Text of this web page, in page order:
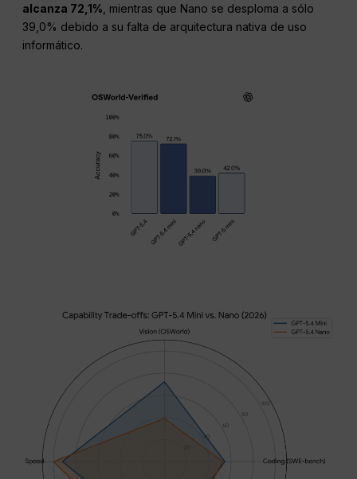
alcanza 72,1% , mientras que Nano se desploma a sólo
39,0% debido a su falta de arquitectura nativa de uso
informático.